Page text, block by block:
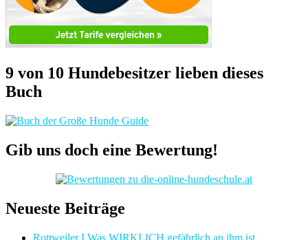
9 von 10 Hundebesitzer lieben dieses
Buch
Gib uns doch eine Bewertung!
Neueste Beiträge
Rottweiler I Was WIRKLICH gefährlich an ihm ist